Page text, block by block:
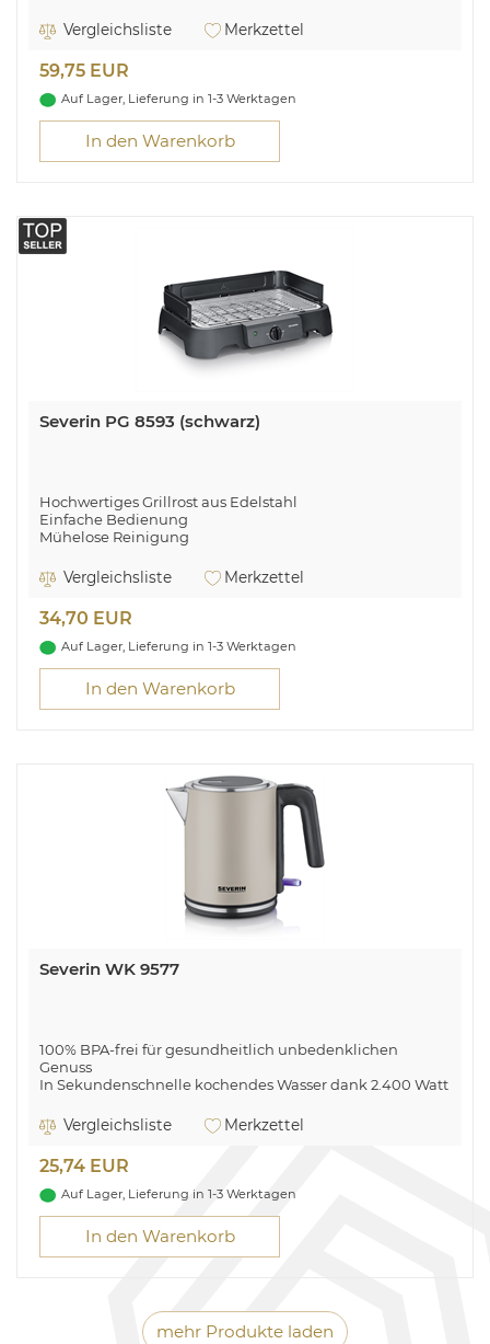
Massives Standgestell
Grillfläche Maße: 39 x 23 cm
Ein-Aus-Taste, Kontrollleuchte
Temperaturregelung: 40 - 220 °C
Vergleichsliste Merkzettel
59,75 EUR
Auf Lager, Lieferung in 1-3 Werktagen
In den Warenkorb
Severin PG 8593 (schwarz)
Hochwertiges Grillrost aus Edelstahl
Einfache Bedienung
Mühelose Reinigung
Grillfläche Maße: 38x22 cm
Ein-Aus-Taste
Temperaturregelung: 35 - 200 °C
Vergleichsliste Merkzettel
34,70 EUR
Auf Lager, Lieferung in 1-3 Werktagen
In den Warenkorb
Severin WK 9577
100% BPA-frei für gesundheitlich unbedenklichen
Genuss
In Sekundenschnelle kochendes Wasser dank 2.400 Watt
Kompaktes Design aus hochwertigem Edelstahl
Einfache Reinigung durch Deckel mit XXL-Öffnung
Vergleichsliste Merkzettel
25,74 EUR
Auf Lager, Lieferung in 1-3 Werktagen
In den Warenkorb
mehr Produkte laden